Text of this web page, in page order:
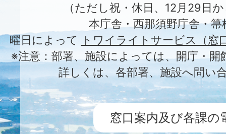
（ただし祝・休日、12月29日
本庁舎・西那須野庁舎・
曜日によって
トワイライトサービス（窓
※注意：部署、施設によっては、開庁・
詳しくは、各部署、施設へ問い
窓口案内及び各課の